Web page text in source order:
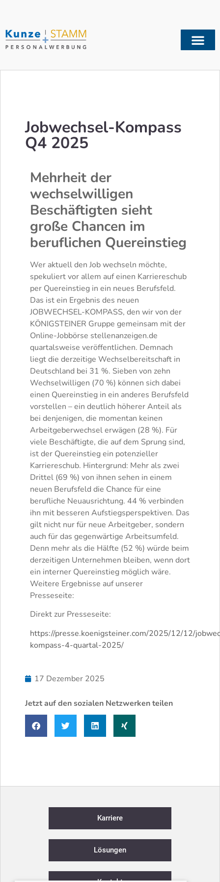
Jobwechsel-Kompass
Q4 2025
Mehrheit der
wechselwilligen
Beschäftigten sieht
große Chancen im
beruflichen Quereinstieg
Wer aktuell den Job wechseln möchte,
spekuliert vor allem auf einen Karriereschub
per Quereinstieg in ein neues Berufsfeld.
Das ist ein Ergebnis des neuen
JOBWECHSEL-KOMPASS, den wir von der
KÖNIGSTEINER Gruppe gemeinsam mit der
Online-Jobbörse stellenanzeigen.de
quartalsweise veröffentlichen. Demnach
liegt die derzeitige Wechselbereitschaft in
Deutschland bei 31 %. Sieben von zehn
Wechselwilligen (70 %) können sich dabei
einen Quereinstieg in ein anderes Berufsfeld
vorstellen – ein deutlich höherer Anteil als
bei denjenigen, die momentan keinen
Arbeitgeberwechsel erwägen (28 %). Für
viele Beschäftigte, die auf dem Sprung sind,
ist der Quereinstieg ein potenzieller
Karriereschub. Hintergrund: Mehr als zwei
Drittel (69 %) von ihnen sehen in einem
neuen Berufsfeld die Chance für eine
berufliche Neuausrichtung. 44 % verbinden
ihn mit besseren Aufstiegsperspektiven. Das
gilt nicht nur für neue Arbeitgeber, sondern
auch für das gegenwärtige Arbeitsumfeld.
Denn mehr als die Hälfte (52 %) würde beim
derzeitigen Unternehmen bleiben, wenn dort
ein interner Quereinstieg möglich wäre.
Weitere Ergebnisse auf unserer
Presseseite:
Direkt zur Presseseite:
https://presse.koenigsteiner.com/2025/12/12/
kompass-4-quartal-2025/
17 Dezember 2025
Jetzt auf den sozialen Netzwerken teilen
Karriere
Lösungen